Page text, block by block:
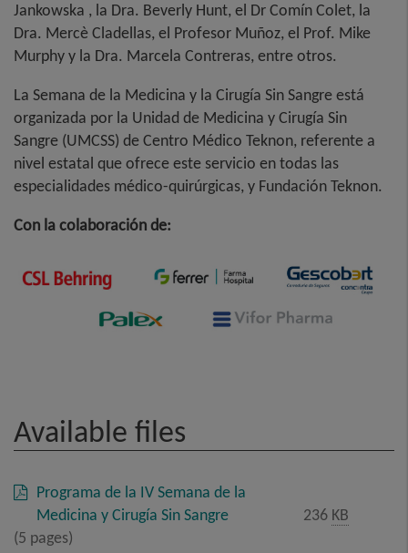
Jankowska , la Dra. Beverly Hunt, el Dr Comín Colet, la
Dra. Mercè Cladellas, el Profesor Muñoz, el Prof. Mike
Murphy y la Dra. Marcela Contreras, entre otros.
La Semana de la Medicina y la Cirugía Sin Sangre está
organizada por la Unidad de Medicina y Cirugía Sin
Sangre (UMCSS) de Centro Médico Teknon, referente a
nivel estatal que ofrece este servicio en todas las
especialidades médico-quirúrgicas, y Fundación Teknon.
Con la colaboración de:
Available files
Programa de la IV Semana de la
Medicina y Cirugía Sin Sangre
236 KB
(5 pages)